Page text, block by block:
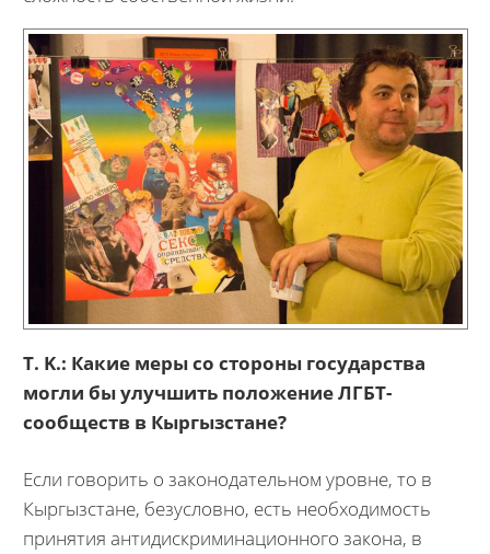
T. K.: Какие меры со стороны государства
могли бы улучшить положение ЛГБТ-
сообществ в Кыргызстане?
Если говорить о законодательном уровне, то в
Кыргызстане, безусловно, есть необходимость
принятия антидискриминационного закона, в